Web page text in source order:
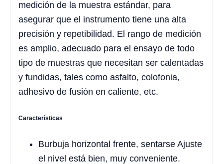
medición de la muestra estándar, para
asegurar que el instrumento tiene una alta
precisión y repetibilidad. El rango de medición
es amplio, adecuado para el ensayo de todo
tipo de muestras que necesitan ser calentadas
y fundidas, tales como asfalto, colofonia,
adhesivo de fusión en caliente, etc.
Características
Burbuja horizontal frente, sentarse Ajuste
el nivel está bien, muy conveniente.